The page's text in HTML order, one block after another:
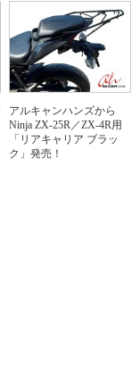
アルキャンハンズから
Ninja ZX-25R／ZX-4R用
「リアキャリア ブラッ
ク」発売！